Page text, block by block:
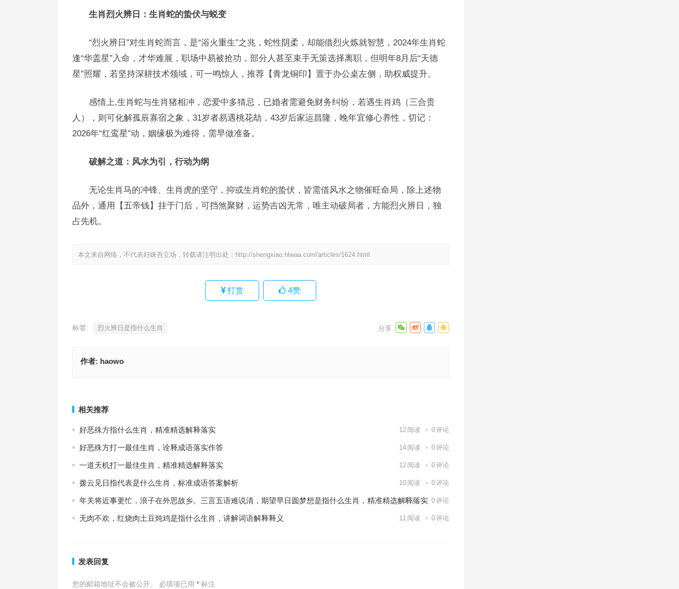
生肖烈火辨日：生肖蛇的蛰伏与蜕变
“烈火辨日”对生肖蛇而言，是“浴火重生”之兆，蛇性阴柔，却能借烈火炼就智慧，2024年生肖蛇
逢“华盖星”入命，才华难展，职场中易被抢功，部分人甚至束手无策选择离职，但明年8月后“天德
星”照耀，若坚持深耕技术领域，可一鸣惊人，推荐【青龙铜印】置于办公桌左侧，助权威提升。
感情上,生肖蛇与生肖猪相冲，恋爱中多猜忌，已婚者需避免财务纠纷，若遇生肖鸡（三合贵
人），则可化解孤辰寡宿之象，31岁者易遇桃花劫，43岁后家运昌隆，晚年宜修心养性，切记：
2026年“红鸾星”动，姻缘极为难得，需早做准备。
破解之道：风水为引，行动为纲
无论生肖马的冲锋、生肖虎的坚守，抑或生肖蛇的蛰伏，皆需借风水之物催旺命局，除上述物
品外，通用【五帝钱】挂于门后，可挡煞聚财，运势吉凶无常，唯主动破局者，方能烈火辨日，独
占先机。
本文来自网络，不代表好睐吾立场，转载请注明出处： http://shengxiao.hlwaa.com/articles/1624.html
打赏 4赞
标签: 烈火辨日是指什么生肖
作者: haowo
相关推荐
好恶殊方指什么生肖，精准精选解释落实 12 阅读 0评论
好恶殊方打一最佳生肖，诠释成语落实作答 14 阅读 0评论
一道天机打一最佳生肖，精准精选解释落实 12 阅读 0评论
拨云见日指代表是什么生肖，标准成语答案解析 10 阅读 0评论
年关将近事更忙，浪子在外思故乡。三言五语难说清，期望早日圆梦想是指什么生肖，精准精选解释落实
13阅读 0评论
无肉不欢，红烧肉土豆炖鸡是指什么生肖，讲解词语解释释义 11 阅读 0评论
发表回复
您的邮箱地址不会被公开。 必填项已用 * 标注